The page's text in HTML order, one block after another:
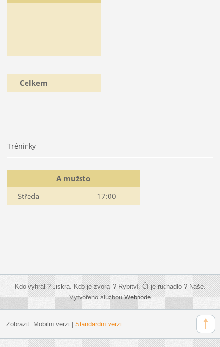
Celkem
Tréninky
A mužsto
Středa
17:00
Kdo vyhrál ? Jiskra. Kdo je zvoral ? Rybitví. Čí je ruchadlo ? Naše.
Vytvořeno službouWebnode
Zobrazit: Mobilní verzi Standardní verzi